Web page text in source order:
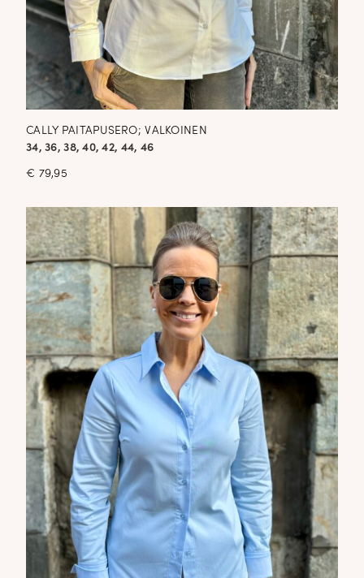
CALLY PAITAPUSERO; VALKOINEN
34, 36, 38, 40, 42, 44, 46
€ 79,95